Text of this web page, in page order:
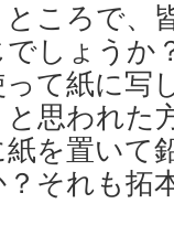
ころで、
でしょうか
って紙に写
と思われた
紙を置いて
？それも拓